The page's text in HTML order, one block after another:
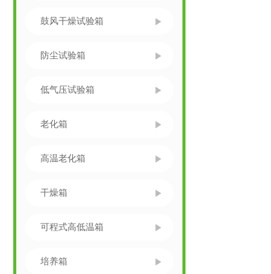
鼓风干燥试验箱
防尘试验箱
低气压试验箱
老化箱
高温老化箱
干燥箱
可程式高低温箱
培养箱